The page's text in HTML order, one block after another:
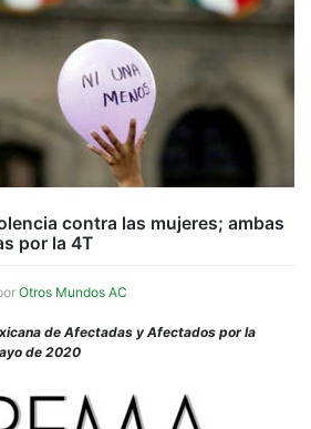
contra las mujeres; ambas
por la 4T
Otros Mundos AC
de Afectadas y Afectados por la
de 2020